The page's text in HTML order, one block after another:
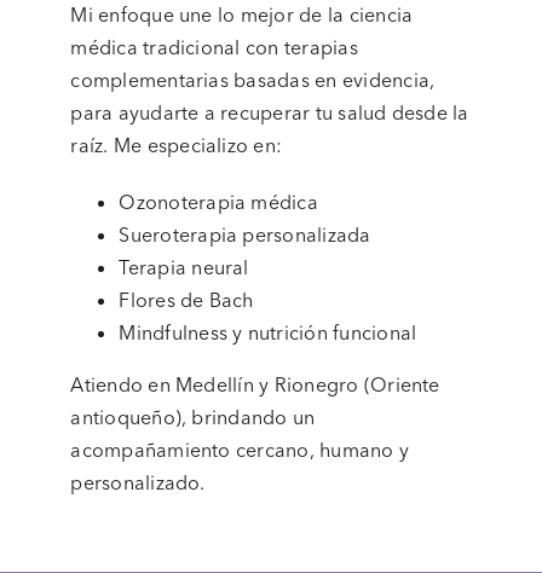
Mi enfoque une lo mejor de la ciencia
médica tradicional con terapias
complementarias basadas en evidencia,
para ayudarte a recuperar tu salud desde la
raíz. Me especializo en:
Ozonoterapia médica
Sueroterapia personalizada
Terapia neural
Flores de Bach
Mindfulness y nutrición funcional
Atiendo en Medellín y Rionegro (Oriente
antioqueño), brindando un
acompañamiento cercano, humano y
personalizado.